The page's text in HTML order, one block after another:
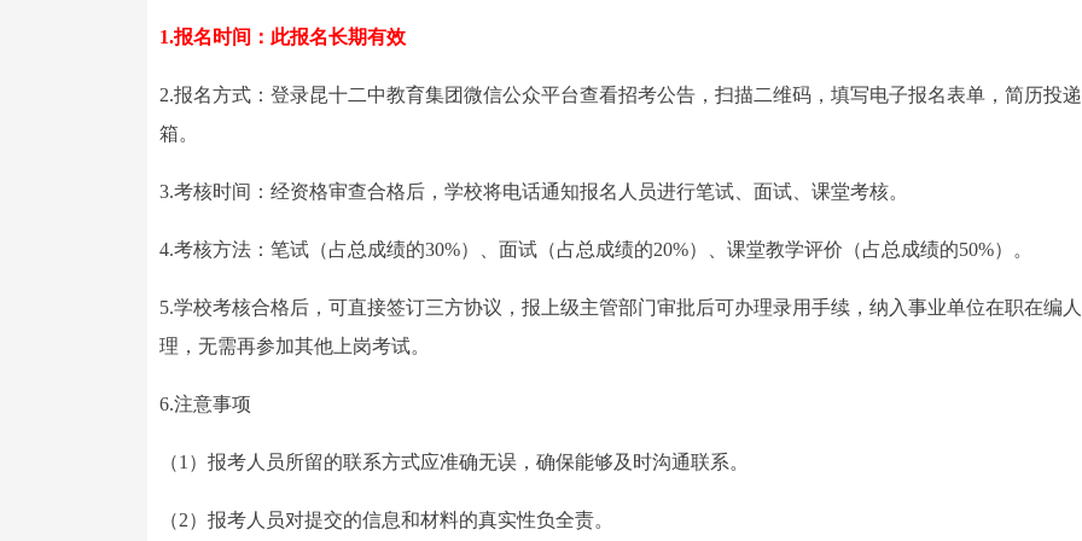
1.报名时间：此报名长期有效
2.报名方式：登录昆十二中教育集团微信公众平台查看招考公告，扫描二维码，填写电子报名表单，简历投
箱。
3.考核时间：经资格审查合格后，学校将电话通知报名人员进行笔试、面试、课堂考核。
4.考核方法：笔试（占总成绩的30%）、面试（占总成绩的20%）、课堂教学评价（占总成绩的50%）。
5.学校考核合格后，可直接签订三方协议，报上级主管部门审批后可办理录用手续，纳入事业单位在职在编
理，无需再参加其他上岗考试。
6.注意事项
（1）报考人员所留的联系方式应准确无误，确保能够及时沟通联系。
（2）报考人员对提交的信息和材料的真实性负全责。